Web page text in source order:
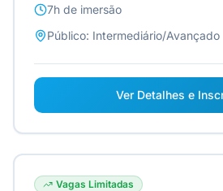
7h de imersão
Público: Intermediário/Avançado
Ver Detalhes e
Vagas Limitadas